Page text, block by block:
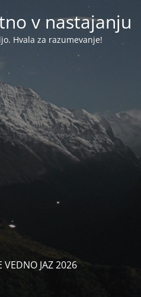
v nastajanju
Hvala za razumevanje!
JAZ 2026